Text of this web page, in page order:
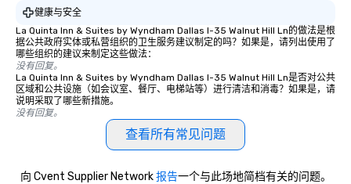
健康与安全
La Quinta Inn & Suites by Wyndham Dallas I-35 Walnut Hill Ln的做法是根
据公共政府实体或私营组织的卫生服务建议制定的吗？如果是，请列出使用了
哪些组织的建议来制定这些做法：
没有回复。
La Quinta Inn & Suites by Wyndham Dallas I-35 Walnut Hill Ln是否对公共
区域和公共设施（如会议室、餐厅、电梯站等）进行清洁和消毒？如果是，请
说明采取了哪些新措施。
没有回复。
查看所有常见问题
向 Cvent Supplier Network报告一个与此场地简档有关的问题。